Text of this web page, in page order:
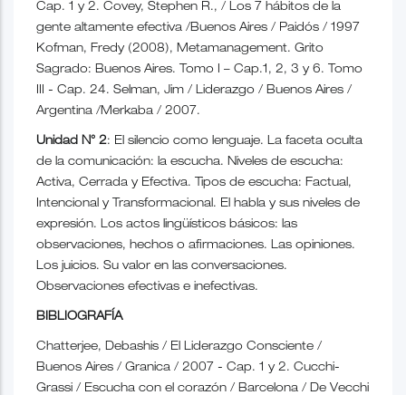
Cap. 1 y 2. Covey, Stephen R., / Los 7 hábitos de la
gente altamente efectiva /Buenos Aires / Paidós / 1997
Kofman, Fredy (2008), Metamanagement. Grito
Sagrado: Buenos Aires. Tomo I – Cap.1, 2, 3 y 6. Tomo
III - Cap. 24. Selman, Jim / Liderazgo / Buenos Aires /
Argentina /Merkaba / 2007.
Unidad N° 2: El silencio como lenguaje. La faceta oculta
de la comunicación: la escucha. Niveles de escucha:
Activa, Cerrada y Efectiva. Tipos de escucha: Factual,
Intencional y Transformacional. El habla y sus niveles de
expresión. Los actos lingüísticos básicos: las
observaciones, hechos o afirmaciones. Las opiniones.
Los juicios. Su valor en las conversaciones.
Observaciones efectivas e inefectivas.
BIBLIOGRAFÍA
Chatterjee, Debashis / El Liderazgo Consciente /
Buenos Aires / Granica / 2007 - Cap. 1 y 2. Cucchi-
Grassi / Escucha con el corazón / Barcelona / De Vecchi